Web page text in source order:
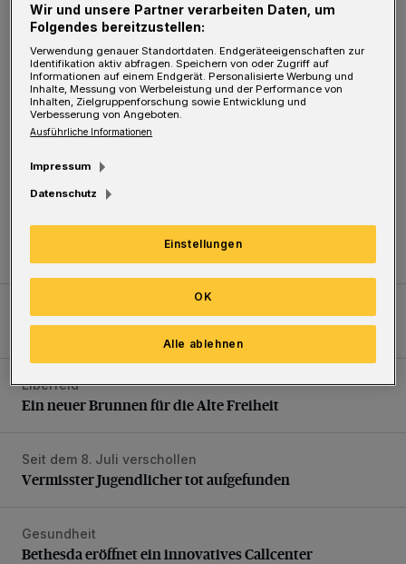
Am Tag des Geotops
Tief hinein in die Wuppertaler Unterwelt
WSV: Comeback, Favoritenfrage und Fitnesszustand
WSV: Comeback, Favoritenfrage und Fitnesszustand
Ein neuer Brunnen für die Alte Freiheit
Elberfeld
Ein neuer Brunnen für die Alte Freiheit
Vermisster Jugendlicher tot aufgefunden
Seit dem 8. Juli verschollen
Vermisster Jugendlicher tot aufgefunden
Bethesda eröffnet ein innovatives Callcenter
Gesundheit
Bethesda eröffnet ein innovatives Callcenter
Wir und unsere Partner verarbeiten Daten, um
Folgendes bereitzustellen:
Verwendung genauer Standortdaten. Endgeräteeigenschaften zur
Identifikation aktiv abfragen. Speichern von oder Zugriff auf
Informationen auf einem Endgerät. Personalisierte Werbung und
Inhalte, Messung von Werbeleistung und der Performance von
Inhalten, Zielgruppenforschung sowie Entwicklung und
Verbesserung von Angeboten.
Ausführliche Informationen
Impressum
Datenschutz
Einstellungen
Alle ablehnen
OK